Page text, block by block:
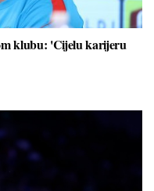
klubu: 'Cijelu karijeru